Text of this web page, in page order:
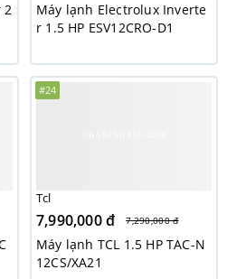
2
Máy lạnh Electrolux Inverte
r 1.5 HP ESV12CRO-D1
#24
Tcl
7,990,000 đ 7,290,000 đ
Máy lạnh TCL 1.5 HP TAC-N
12CS/XA21